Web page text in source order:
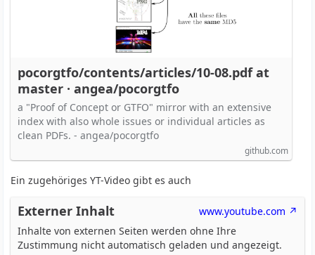
pocorgtfo/contents/articles/10-08.pdf at
master · angea/pocorgtfo
a "Proof of Concept or GTFO" mirror with an extensive
index with also whole issues or individual articles as
clean PDFs. - angea/pocorgtfo
github.com
Ein zugehöriges YT-Video gibt es auch
Externer Inhalt
www.youtube.com
Inhalte von externen Seiten werden ohne Ihre
Zustimmung nicht automatisch geladen und angezeigt.